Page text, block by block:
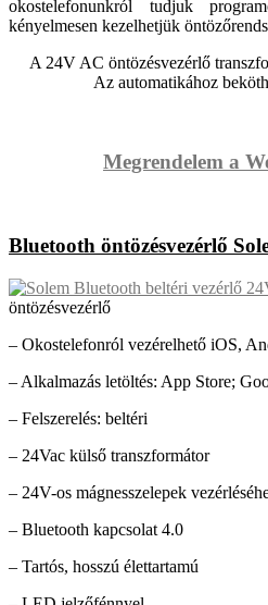
okostelefonunkról tudjuk
kényelmesen kezelhetjük
A 24V AC öntözésvezérlő
Az automatikához
Megrendelem a
Bluetooth öntözésvezérlő
öntözésvezérlő
– Okostelefonról vezérelhető iOS,
– Alkalmazás letöltés: App Store;
– Felszerelés: beltéri
– 24Vac külső transzformátor
– 24V-os mágnesszelepek
– Bluetooth kapcsolat 4.0
– Tartós, hosszú élettartamú